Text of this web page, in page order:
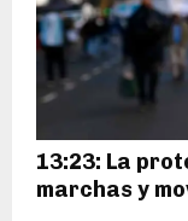
13:23: La
marchas y